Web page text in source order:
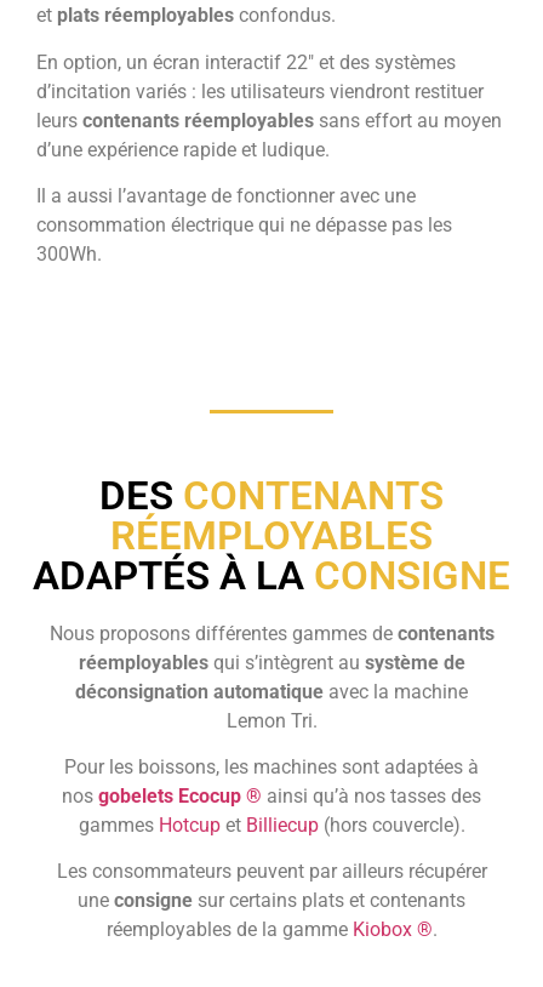
et plats réemployables confondus.
En option, un écran interactif 22″ et des systèmes
d’incitation variés : les utilisateurs viendront restituer
leurs contenants réemployables sans effort au moyen
d’une expérience rapide et ludique.
Il a aussi l’avantage de fonctionner avec une
consommation électrique qui ne dépasse pas les
300Wh.
DES CONTENANTS
RÉEMPLOYABLES
ADAPTÉS À LA CONSIGNE
Nous proposons différentes gammes de contenants
réemployablesqui s’intègrent au système de
déconsignation automatique avec la machine
Lemon Tri.
Pour les boissons, les machines sont adaptées à
nos gobelets Ecocup ® ainsi qu’à nos tasses des
gammes Hotcupet Billiecup(hors couvercle).
Les consommateurs peuvent par ailleurs récupérer
une consigne sur certains plats et contenants
réemployables de la gamme Kiobox ®.